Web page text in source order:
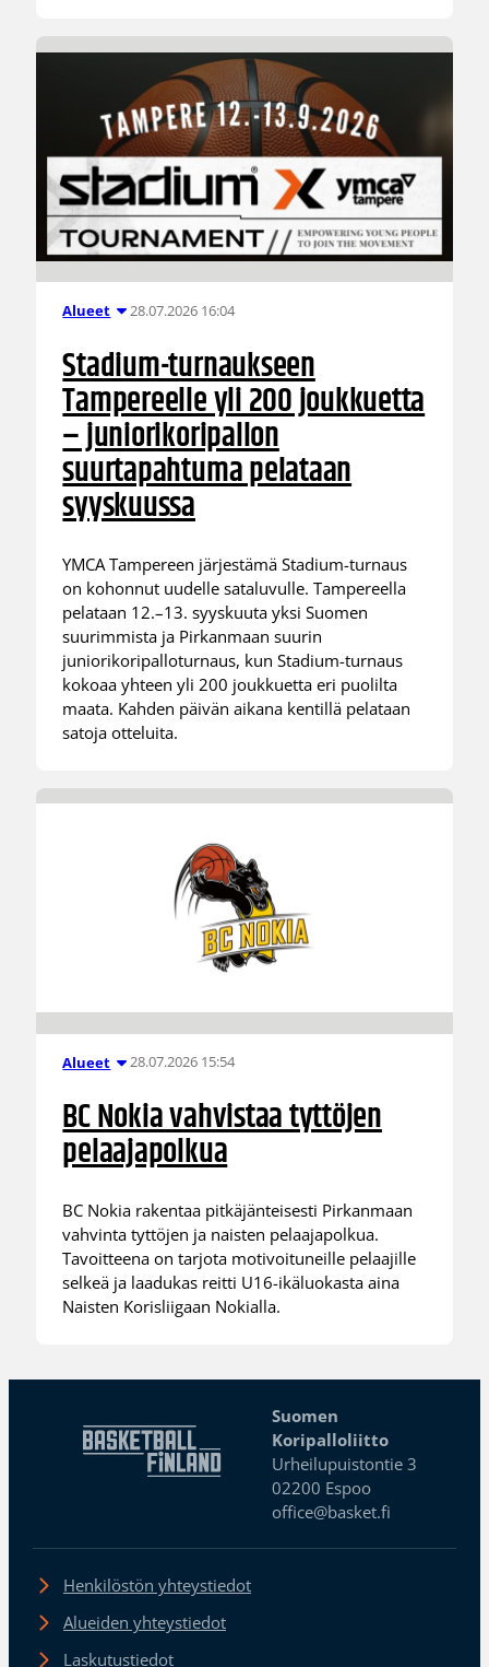
Alueet 28.07.2026 16:04
Stadium-turnaukseen
Tampereelle yli 200 joukkuetta
– juniorikoripallon
suurtapahtuma pelataan
syyskuussa
YMCA Tampereen järjestämä Stadium-turnaus
on kohonnut uudelle sataluvulle. Tampereella
pelataan 12.–13. syyskuuta yksi Suomen
suurimmista ja Pirkanmaan suurin
juniorikoripalloturnaus, kun Stadium-turnaus
kokoaa yhteen yli 200 joukkuetta eri puolilta
maata. Kahden päivän aikana kentillä pelataan
satoja otteluita.
Alueet 28.07.2026 15:54
BC Nokia vahvistaa tyttöjen
pelaajapolkua
BC Nokia rakentaa pitkäjänteisesti Pirkanmaan
vahvinta tyttöjen ja naisten pelaajapolkua.
Tavoitteena on tarjota motivoituneille pelaajille
selkeä ja laadukas reitti U16-ikäluokasta aina
Naisten Korisliigaan Nokialla.
Suomen
Koripalloliitto
Urheilupuistontie 3
02200 Espoo
office@basket.fi
Henkilöstön yhteystiedot
Alueiden yhteystiedot
Laskutustiedot